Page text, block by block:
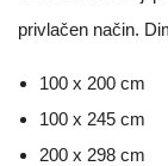
privlačen način.
100 x 200 cm
100 x 245 cm
200 x 298 cm